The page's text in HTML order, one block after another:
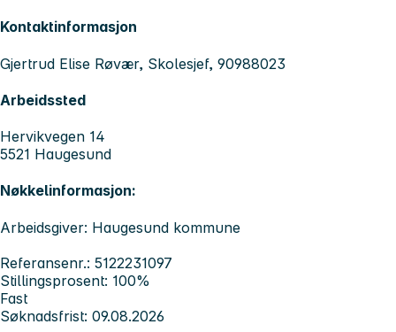
Kontaktinformasjon
Gjertrud Elise Røvær, Skolesjef, 90988023
Arbeidssted
Hervikvegen 14
5521 Haugesund
Nøkkelinformasjon:
Arbeidsgiver: Haugesund kommune
Referansenr.: 5122231097
Stillingsprosent: 100%
Fast
Søknadsfrist: 09.08.2026